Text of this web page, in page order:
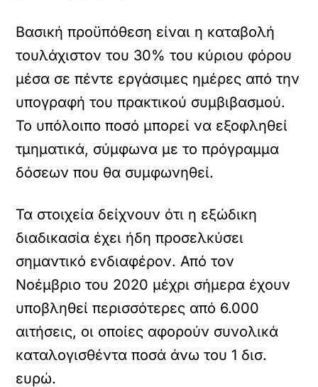
Βασική προϋπόθεση είναι η καταβολή
τουλάχιστον του 30% του κύριου φόρου
μέσα σε πέντε εργάσιμες ημέρες από την
υπογραφή του πρακτικού συμβιβασμού.
Το υπόλοιπο ποσό μπορεί να εξοφληθεί
τμηματικά, σύμφωνα με το πρόγραμμα
δόσεων που θα συμφωνηθεί.
Τα στοιχεία δείχνουν ότι η εξώδικη
διαδικασία έχει ήδη προσελκύσει
σημαντικό ενδιαφέρον. Από τον
Νοέμβριο του 2020 μέχρι σήμερα έχουν
υποβληθεί περισσότερες από 6.000
αιτήσεις, οι οποίες αφορούν συνολικά
καταλογισθέντα ποσά άνω του 1 δισ.
ευρώ.